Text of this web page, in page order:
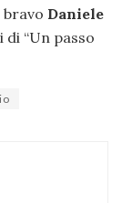
Daniele
“Un passo